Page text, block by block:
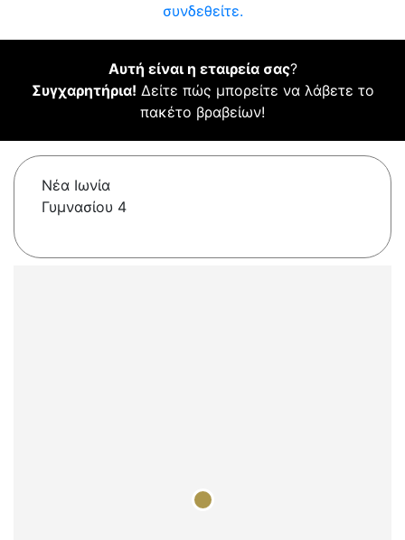
συνδεθείτε.
Αυτή είναι η εταιρεία σας?
Συγχαρητήρια! Δείτε πώς μπορείτε να λάβετε το
πακέτο βραβείων!
Νέα Ιωνία
Γυμνασίου 4